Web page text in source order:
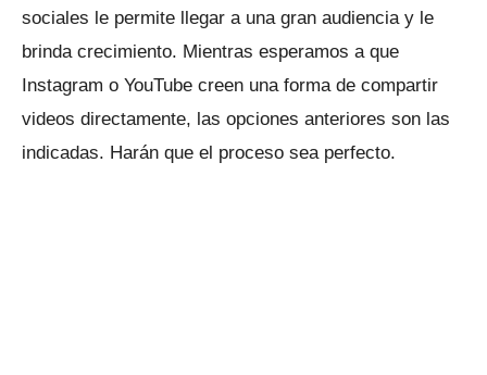
sociales le permite llegar a una gran audiencia y le
brinda crecimiento. Mientras esperamos a que
Instagram o YouTube creen una forma de compartir
videos directamente, las opciones anteriores son las
indicadas. Harán que el proceso sea perfecto.